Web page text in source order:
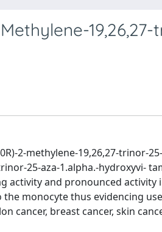
2-methylene-19,26,27-trinor-
25-aza-1.alpha.-hydroxyvi-
activity and pronounced
monocyte thus evidencing
cancer, breast cancer, skin